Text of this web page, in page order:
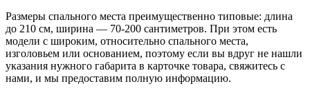
Размеры спального места преимущественно типовые: длина
до 210 см, ширина — 70-200 сантиметров. При этом есть
модели с широким, относительно спального места,
изголовьем или основанием, поэтому если вы вдруг не нашли
указания нужного габарита в карточке товара, свяжитесь с
нами, и мы предоставим полную информацию.